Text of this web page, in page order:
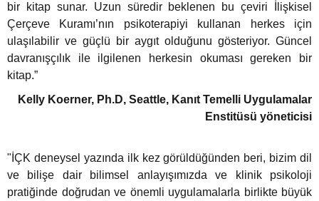
bir kitap sunar. Uzun süredir beklenen bu çeviri İlişkisel
Çerçeve Kuramı’nın psikoterapiyi kullanan herkes için
ulaşılabilir ve güçlü bir aygıt olduğunu gösteriyor. Güncel
davranışçılık ile ilgilenen herkesin okuması gereken bir
kitap.”
Kelly Koerner, Ph.D, Seattle, Kanıt Temelli Uygulamalar
Enstitüsü yöneticisi
"İÇK deneysel yazında ilk kez görüldüğünden beri, bizim dil
ve bilişe dair bilimsel anlayışımızda ve klinik psikoloji
pratiğinde doğrudan ve önemli uygulamalarla birlikte büyük